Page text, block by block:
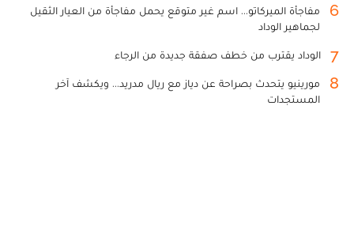
6
مفاجأة الميركاتو... اسم غير متوقع يحمل مفاجأة من العيار الثقيل
لجماهير الوداد
7 الوداد يقترب من خطف صفقة جديدة من الرجاء
8
مورينيو يتحدث بصراحة عن دياز مع ريال مدريد... ويكشف آخر
المستجدات